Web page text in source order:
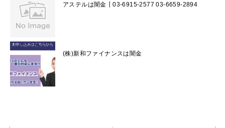
アステルは闇金┃03-6915-2577 03-6659-2894
(株)新和ファイナンスは闇金